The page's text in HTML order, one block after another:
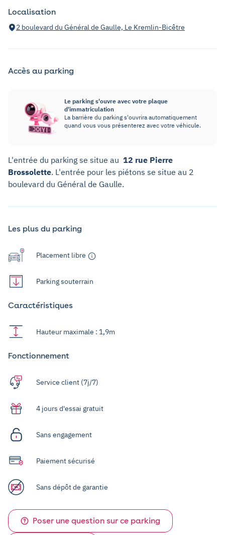
Localisation
2 boulevard du Général de Gaulle, Le Kremlin-Bicêtre
Accès au parking
Le parking s'ouvre avec votre plaque
d'immatriculation
La barrière du parking s'ouvrira automatiquement
quand vous vous présenterez avec votre véhicule.
L'entrée du parking se situe au 12 rue Pierre
Brossolette. L'entrée pour les piétons se situe au 2
boulevard du Général de Gaulle.
Les plus du parking
Placement libre
Parking souterrain
Caractéristiques
Hauteur maximale : 1,9m
Fonctionnement
Service client (7j/7)
4 jours d'essai gratuit
Sans engagement
Paiement sécurisé
Sans dépôt de garantie
Poser une question sur ce parking